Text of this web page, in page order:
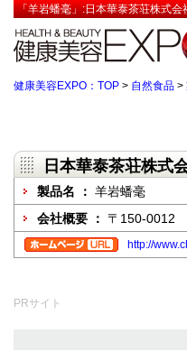
「羊岩蟠毫」:日本華泰茶荘株式会
健康美容EXPO：TOP > 自然食品 >
日本華泰茶荘株式
製品名 ： 羊岩蟠毫
会社概要 ： 〒150-0012
http://
PRサイト